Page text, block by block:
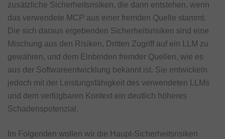
zusätzliche Sicherheitsrisiken, die dann entstehen, wenn
das verwendete MCP aus einer fremden Quelle stammt.
Die sich daraus ergebenden Sicherheitsrisiken sind eine
Mischung aus den Risiken, Dritten Zugriff auf ein LLM zu
gewähren, und dem Einbinden fremder Quellen, wie es
aus der Softwareentwicklung bekannt ist. Sie entwickeln
jedoch mit der Leistungsfähigkeit des verwendeten LLMs
und dem verfügbaren Kontext ein deutlich höheres
Schadenspotenzial.
Im Folgenden wollen wir die Haupt-Sicherheitsrisiken